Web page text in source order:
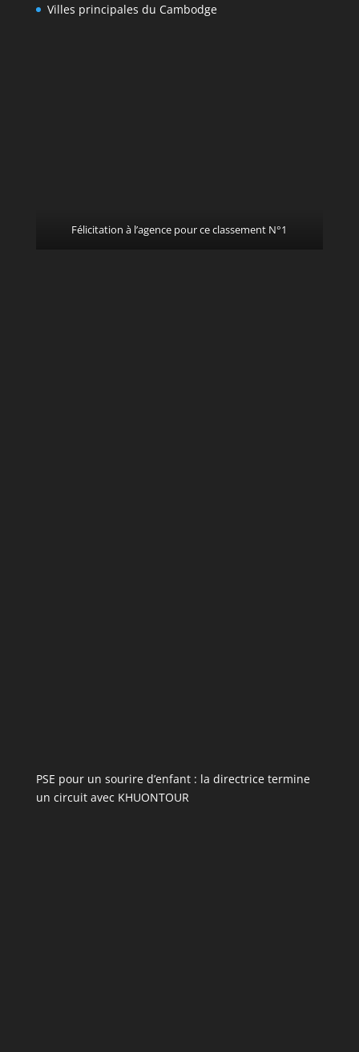
Villes principales du Cambodge
Félicitation à l’agence pour ce classement N°1
PSE pour un sourire d’enfant : la directrice termine
un circuit avec KHUONTOUR